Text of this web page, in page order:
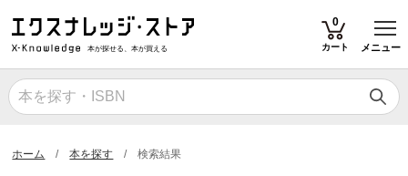
本が探せる、本が買える
0
カート メニュー
ホーム 本を探す 検索結果